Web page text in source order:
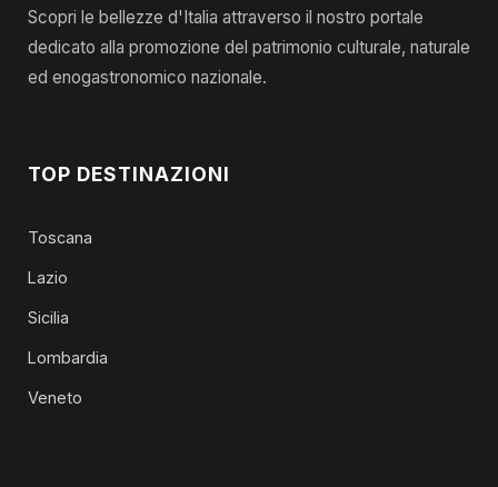
Scopri le bellezze d'Italia attraverso il nostro portale
dedicato alla promozione del patrimonio culturale, naturale
ed enogastronomico nazionale.
TOP DESTINAZIONI
Toscana
Lazio
Sicilia
Lombardia
Veneto